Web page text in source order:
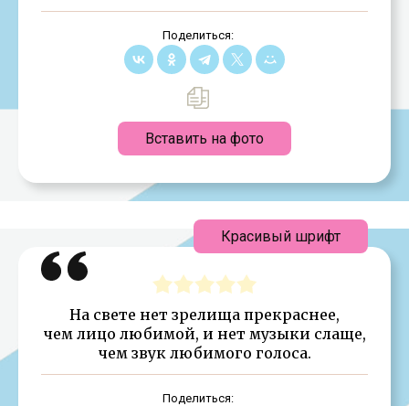
Поделиться:
Вставить на фото
На свете нет зрелища прекраснее,
чем лицо любимой, и нет музыки слаще,
чем звук любимого голоса.
Поделиться:
Красивый шрифт